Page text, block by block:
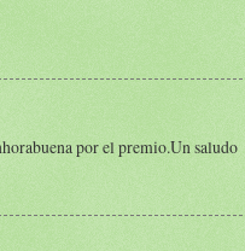
por el premio.Un saludo